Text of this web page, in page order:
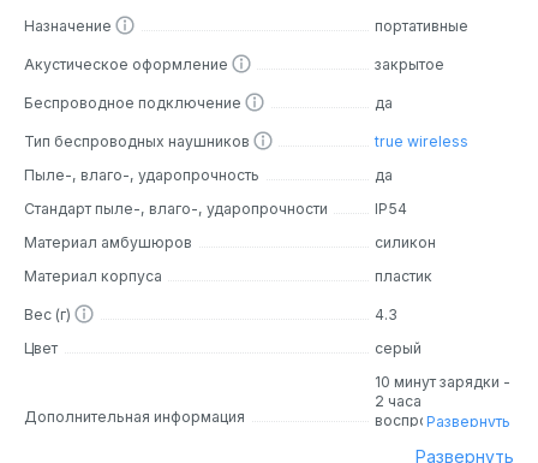
Уникальная технология басов делает звучание Enco Air2
Pro более глубоким и насыщенным, чем у обычных
наушников.
Активное шумоподавление
Включите функцию активного шумоподавления и
окунитесь в музыку.
: Коснитесь и удерживайте
Назначение портативные
Акустическое оформление закрытое
Беспроводное подключение да
Тип беспроводных наушников
true wireless
Пыле-, влаго-, ударопрочность
да
Стандарт пыле-, влаго-, ударопрочности
IP54
Материал амбушюров
силикон
Материал корпуса
пластик
Вес (г)
4.3
Цвет
серый
Дополнительная информация
10 минут зарядки -
2 часа
воспроизведения;
включенным
Развернуть
Развернуть